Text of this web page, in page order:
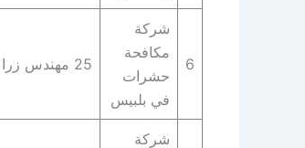
6
شركة
مكافحة
حشرات
في بلبيس
25 مهندس زراعي
شركة